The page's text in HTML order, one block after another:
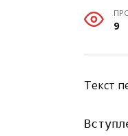
9
Текст